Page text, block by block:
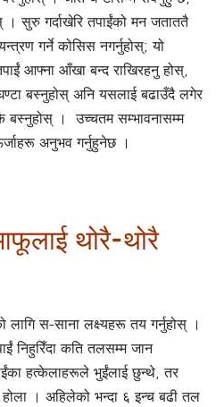
। सुरु गर्दाखेरि तपाईंको मन जताततै
गर्ने कोसिस नगर्नुहोस्; यो
आफ्ना आँखा बन्द राखिरहनु होस्,
बस्नुहोस् अनि यसलाई बढाउँदै लगेर
बस्नुहोस् । उच्चतम सम्भावनासम्म
अनुभव गर्नुहुनेछ ।
थोरै-थोरै
लागि स-साना लक्ष्यहरू तय गर्नुहोस् ।
निहुरिँदा कति तलसम्म जान
हत्केलाहरूले भुईंलाई छुन्थे, तर
। अहिलेको भन्दा ६ इन्च बढी तल